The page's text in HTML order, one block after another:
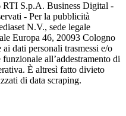
RTI S.p.A. Business Digital -
- Per la pubblicità
N.V., sede legale
Europa 46, 20093 Cologno
dati personali trasmessi e/o
all’addestramento di
È altresì fatto divieto
di data scraping.